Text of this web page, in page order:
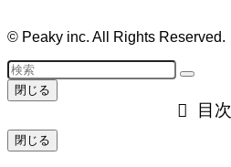
© Peaky inc. All Rights Reserved.
閉じる
目次
閉じる